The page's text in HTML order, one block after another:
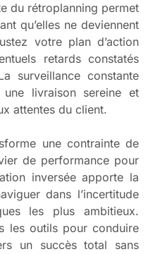
du rétroplanning permet
qu’elles ne deviennent
votre plan d’action
retards constatés
surveillance constante
livraison sereine et
attentes du client.
une contrainte de
de performance pour
inversée apporte la
dans l’incertitude
les plus ambitieux.
les outils pour conduire
un succès total sans